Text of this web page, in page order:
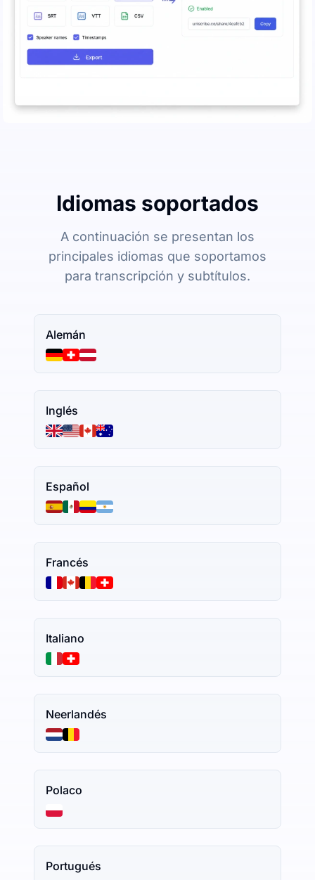
Idiomas soportados
A continuación se presentan los
principales idiomas que soportamos
para transcripción y subtítulos.
Alemán
Inglés
Español
Francés
Italiano
Neerlandés
Polaco
Portugués